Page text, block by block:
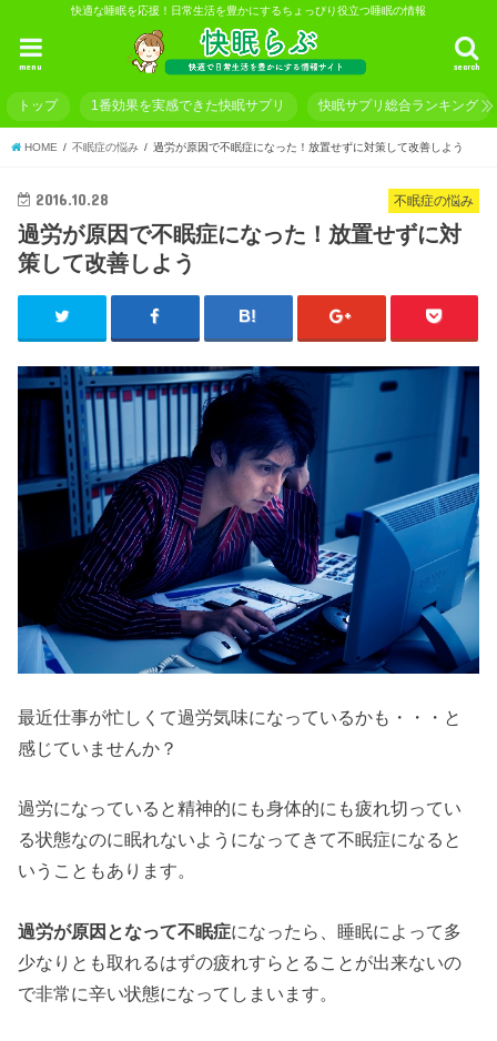
快適な睡眠を応援！日常生活を豊かにするちょっぴり役立つ睡眠の情報
search
menu
トップ 1番効果を実感できた快眠サプリ 快眠サプリ総合ランキング
HOME 不眠症の悩み 過労が原因で不眠症になった！放置せずに対策して改善しよう
不眠症の悩み
2016.10.28
過労が原因で不眠症になった！放置せずに対
策して改善しよう
最近仕事が忙しくて過労気味になっているかも・・・と
感じていませんか？
過労になっていると精神的にも身体的にも疲れ切ってい
る状態なのに眠れないようになってきて不眠症になると
いうこともあります。
過労が原因となって不眠症になったら、睡眠によって多
少なりとも取れるはずの疲れすらとることが出来ないの
で非常に辛い状態になってしまいます。